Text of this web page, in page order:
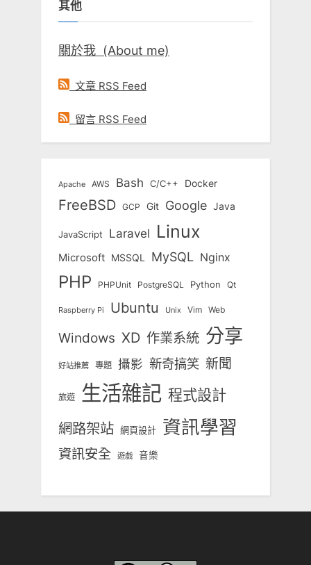
字:
其他
關於我 (About me)
文章 RSS Feed
留言 RSS Feed
Apache AWS Bash C/C++ Docker
FreeBSD GCP Git Google Java
JavaScript Laravel Linux
Microsoft MSSQL MySQL Nginx
PHP PHPUnit PostgreSQL Python Qt
Raspberry Pi Ubuntu Unix Vim Web
Windows XD 作業系統 分享
好站推薦 專題 攝影 新奇搞笑 新聞
旅遊 生活雜記 程式設計
網路架站 網頁設計 資訊學習
資訊安全 遊戲 音樂